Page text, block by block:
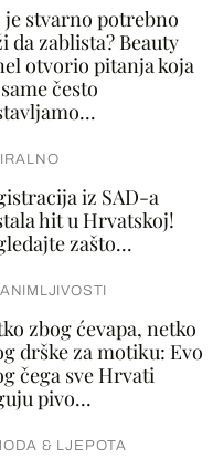
je stvarno potrebno
da zablista? Beauty
otvorio pitanja koja
često
iz SAD-a
hit u Hrvatskoj!
zašto...
zbog ćevapa, netko
drške za motiku: Evo
čega sve Hrvati
pivo...
& LJEPOTA